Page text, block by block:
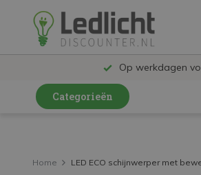
Op werkdagen
Categorieën
LED Railspots
Home LED ECO schijnwerper met